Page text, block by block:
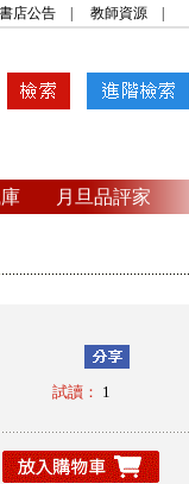
書店公告 教師資源
月旦品評家
試讀： 1